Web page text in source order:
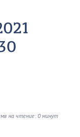
на чтение: 0 минут